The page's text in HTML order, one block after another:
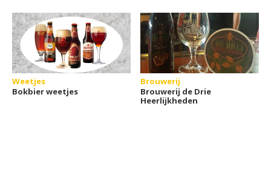
Weetjes
Bokbier weetjes
Brouwerij
Brouwerij de Drie
Heerlijkheden